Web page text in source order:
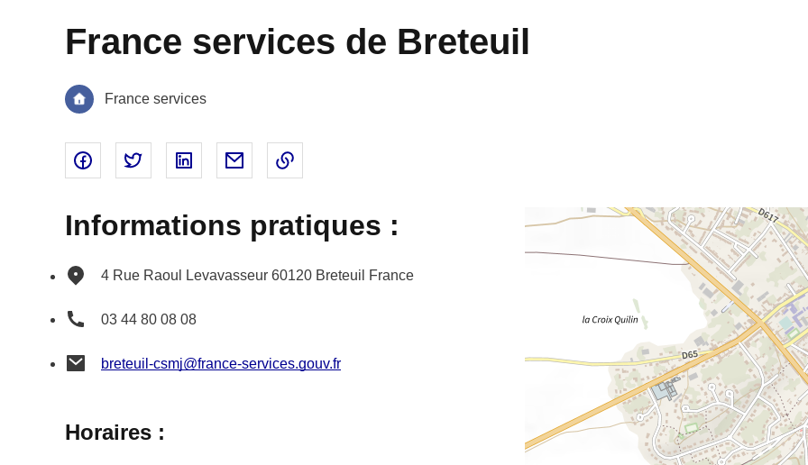
France services de Breteuil
France services
Partager sur Facebook - nouvelle fenêtre
Partager sur Twitter - nouvelle fenêtre
Partager sur Linked In - nouvelle fenêtre
Partager par email - nouvelle fenêtre
Informations pratiques :
4 Rue Raoul Levavasseur 60120 Breteuil France
03 44 80 08 08
breteuil-csmj@france-services.gouv.fr
Horaires :